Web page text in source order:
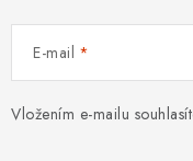
E-mail
Vložením e-mailu